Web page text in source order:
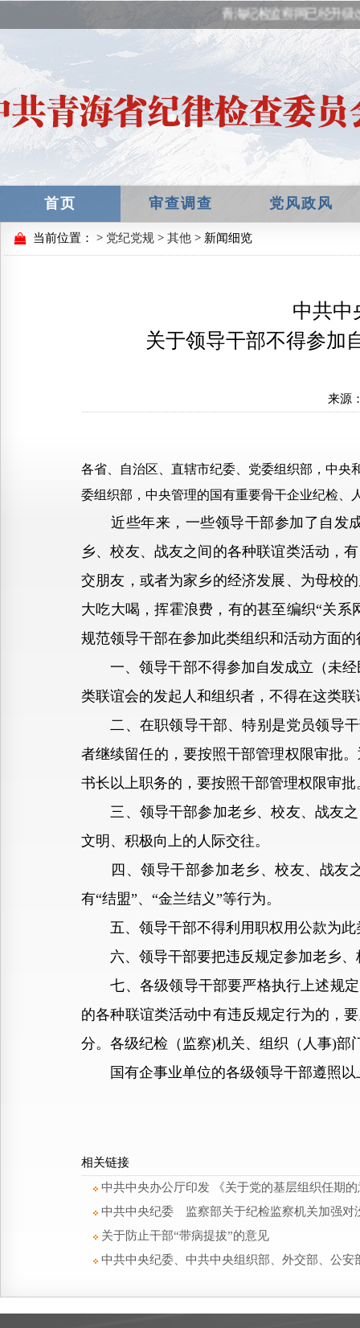
青海纪检监察网已经升级
首页 审查调查 党风政风
当前位置： > 党纪党规 > 其他 > 新闻细览
中共中
关于领导干部不得参加
来源
各省、自治区、直辖市纪委、党委组织部，中央
委组织部，中央管理的国有重要骨干企业纪检、
近些年来，一些领导干部参加了自发成
乡、校友、战友之间的各种联谊类活动，
交朋友，或者为家乡的经济发展、为母校
大吃大喝，挥霍浪费，有的甚至编织“关
规范领导干部在参加此类组织和活动方面
一、领导干部不得参加自发成立（未经
类联谊会的发起人和组织者，不得在这类
二、在职领导干部、特别是党员领导干
者继续留任的，要按照干部管理权限审批
书长以上职务的，要按照干部管理权限审批
三、领导干部参加老乡、校友、战友之
文明、积极向上的人际交往。
四、领导干部参加老乡、校友、战友之
有“结盟”、“金兰结义”等行为。
五、领导干部不得利用职权用公款为此
六、领导干部要把违反规定参加老乡、
七、各级领导干部要严格执行上述规定
的各种联谊类活动中有违反规定行为的，
分。各级纪检（监察)机关、组织（人事)部
国有企事业单位的各级领导干部遵照以
相关链接
中共中央办公厅印发 《关于党的基层组织任期
中共中央纪委 监察部关于纪检监察机关加强对
关于防止干部“带病提拔”的意见
中共中央纪委、中共中央组织部、外交部、公